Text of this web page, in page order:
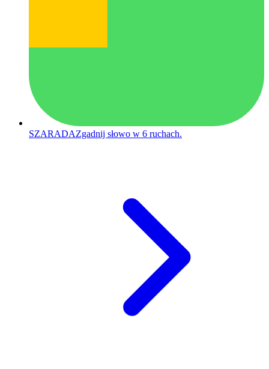
SZARADAZgadnij słowo w 6 ruchach.